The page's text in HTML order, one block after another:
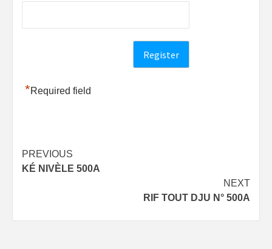
*Required field
Post
navigation
PREVIOUS
KÉ NIVÈLE 500A
NEXT
RIF TOUT DJU N° 500A